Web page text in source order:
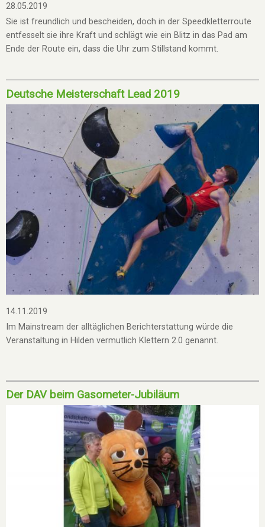
28.05.2019
Sie ist freundlich und bescheiden, doch in der Speedkletterroute
entfesselt sie ihre Kraft und schlägt wie ein Blitz in das Pad am
Ende der Route ein, dass die Uhr zum Stillstand kommt.
Deutsche Meisterschaft Lead 2019
14.11.2019
Im Mainstream der alltäglichen Berichterstattung würde die
Veranstaltung in Hilden vermutlich Klettern 2.0 genannt.
Der DAV beim Gasometer-Jubiläum